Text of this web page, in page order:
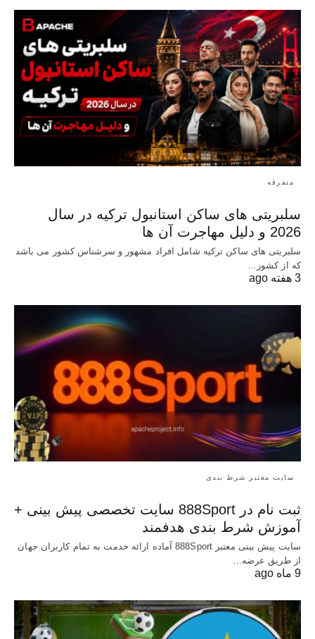
متفرقه
سلبریتی های ساکن استانبول ترکیه در سال
2026 و دلیل مهاجرت آن ها
سلبریتی های ساکن ترکیه شامل افراد مشهور و سرشناس کشور می باشد
که از کشور…
3 هفته ago
سایت معتبر شرط بندی
ثبت نام در 888Sport سایت تخصصی پیش بینی +
آموزش شرط بندی هدفمند
سایت پیش بینی معتبر 888Sport آماده ارائه خدمت به تمام کاربران جهان
از طریق عرضه…
9 ماه ago